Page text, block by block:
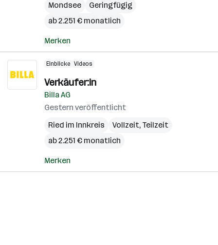
Mondsee
Geringfügig
ab 2.251 € monatlich
Merken
Einblicke Videos
Verkäufer:in
Billa AG
Gestern veröffentlicht
Ried im Innkreis
Vollzeit, Teilzeit
ab 2.251 € monatlich
Merken